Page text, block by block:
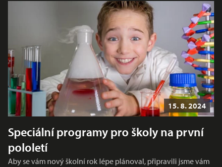
15. 8. 2024
Speciální programy pro školy na první
pololetí
Aby se vám nový školní rok lépe plánoval, připravili jsme vám